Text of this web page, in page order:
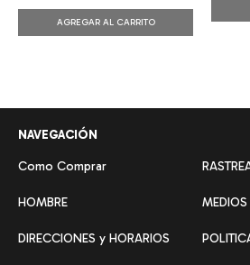
AGREGAR AL CARRITO
NAVEGACIÓN
Como Comprar
HOMBRE
DIRECCIONES y HORARIOS